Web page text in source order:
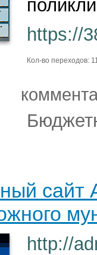
https://
Кол-во переходов:
сайт
http://